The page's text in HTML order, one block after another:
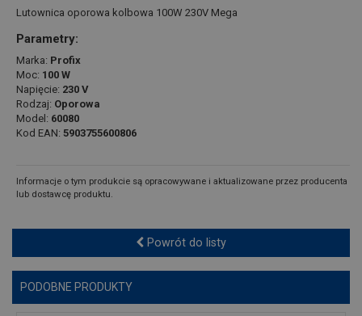
Lutownica oporowa kolbowa 100W 230V Mega
Parametry:
Marka: Profix
Moc: 100 W
Napięcie: 230 V
Rodzaj: Oporowa
Model: 60080
Kod EAN: 5903755600806
Informacje o tym produkcie są opracowywane i aktualizowane przez producenta
lub dostawcę produktu.
Powrót do listy
PODOBNE PRODUKTY